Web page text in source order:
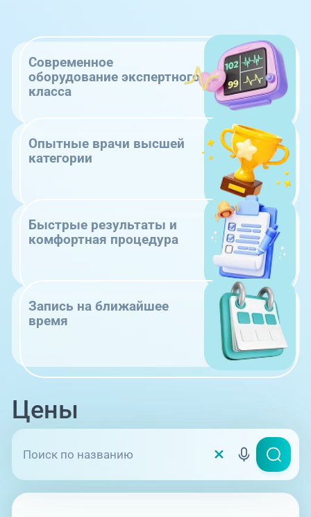
Современное
оборудование экспертного
класса
Опытные врачи высшей
категории
Быстрые результаты и
комфортная процедура
Запись на ближайшее
время
Цены